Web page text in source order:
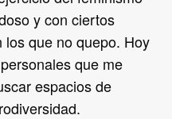
y con ciertos
que no quepo. Hoy
que me
espacios de